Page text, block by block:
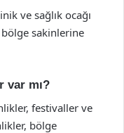
ve sağlık ocağı
bölge sakinlerine
var mı?
festivaller ve
bölge